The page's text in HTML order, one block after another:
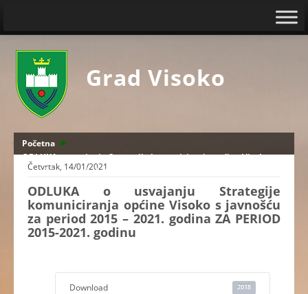
Grad Visoko
Početna
ODLUKA o usvajanju Strategije komuniciranja općine Visoko s
javnošću za period 2015 – 2021. godina ZA PERIOD 2015-2021.
godinu
Četvrtak, 14/01/2021
ODLUKA o usvajanju Strategije
komuniciranja općine Visoko s javnošću
za period 2015 – 2021. godina ZA PERIOD
2015-2021. godinu
Download 2018